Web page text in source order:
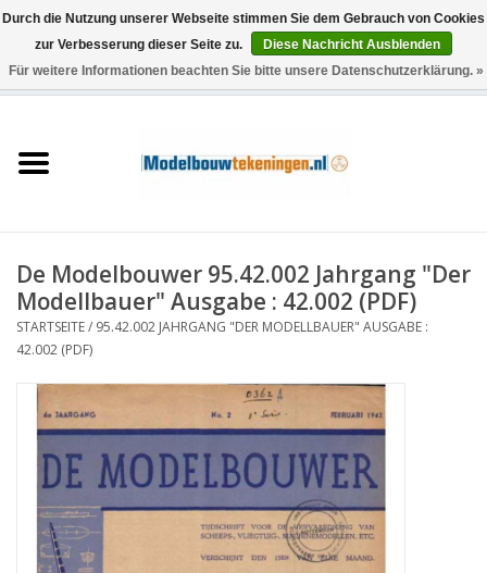
0 Artikel - €0,00
Schiffe
Holzbau
Landschaft
Maschinen
Dokumentation
Zeitschriften
De Modelbouwer 95.42.002 Jahrgang "Der
Modellbauer" Ausgabe : 42.002 (PDF)
STARTSEITE/ 95.42.002 JAHRGANG "DER MODELLBAUER" AUSGABE :
42.002 (PDF)
Durch die Nutzung unserer Webseite stimmen Sie dem Gebrauch von Cookies
zur Verbesserung dieser Seite zu.
Diese Nachricht Ausblenden
Für weitere Informationen beachten Sie bitte unsere Datenschutzerklärung. »